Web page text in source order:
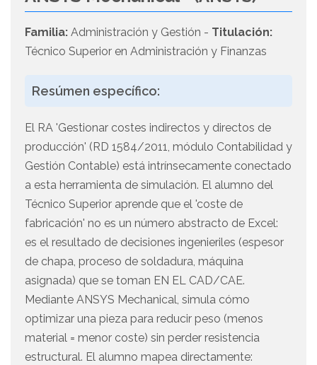
Familia: Administración y Gestión - Titulación:
Técnico Superior en Administración y Finanzas
Resúmen específico:
El RA 'Gestionar costes indirectos y directos de
producción' (RD 1584/2011, módulo Contabilidad y
Gestión Contable) está intrínsecamente conectado
a esta herramienta de simulación. El alumno del
Técnico Superior aprende que el 'coste de
fabricación' no es un número abstracto de Excel:
es el resultado de decisiones ingenieriles (espesor
de chapa, proceso de soldadura, máquina
asignada) que se toman EN EL CAD/CAE.
Mediante ANSYS Mechanical, simula cómo
optimizar una pieza para reducir peso (menos
material = menor coste) sin perder resistencia
estructural. El alumno mapea directamente: